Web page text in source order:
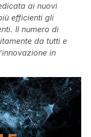
ai nuovi
efficienti gli
Il numero di
da tutti e
in